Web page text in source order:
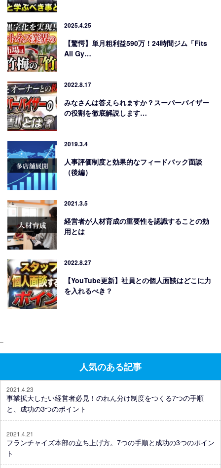
2025.4.25
【驚愕】単月粗利益590万！24時間ジム「Fits
All Gy…
2022.8.17
みなさんは答えられますか？スーパーバイザー
の役割を徹底解説します…
2019.3.4
人事評価制度と効果的なフィードバック面談
（後編）
2021.3.5
経営者が人材育成の重要性を認識することの効
用とは
2022.8.27
【YouTube更新】社員との個人面談はどこに力
を入れるべき？
–
人気のある記事
2021.4.23
事業拡大したい経営者必見！のれん分け制度をつくる7つの手順
と、成功の3つのポイント
2021.4.21
フランチャイズ本部の立ち上げ方。7つの手順と成功の3つのポイン
ト